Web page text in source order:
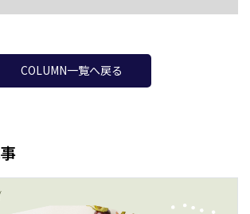
COLUMN一覧へ戻る